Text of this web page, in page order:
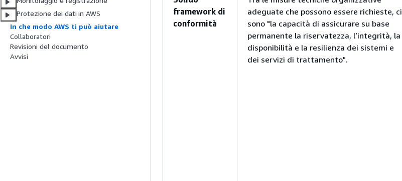
Protezione dei dati in AWS
In che modo AWS ti può aiutare
Collaboratori
Revisioni del documento
Avvisi
framework di
conformità
adeguate che possono essere richieste, ci
sono "la capacità di assicurare su base
permanente la riservatezza, l’integrità, la
disponibilità e la resilienza dei sistemi e
dei servizi di trattamento".